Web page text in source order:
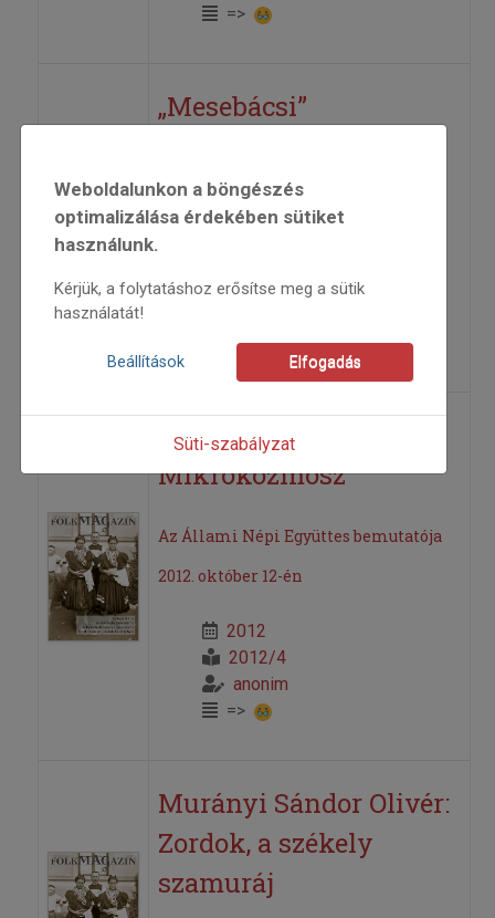
=>
„Mesebácsi”
mesemondó kitüntetése
2012/4
=>
Mezőség –
Mikrokozmosz
Az Állami Népi Együttes bemutatója
2012. október 12-én
2012
2012/4
anonim
=>
Murányi Sándor Olivér:
Zordok, a székely
szamuráj
Weboldalunkon a böngészés
optimalizálása érdekében sütiket
használunk.
Kérjük, a folytatáshoz erősítse meg a sütik
használatát!
Beállítások Elfogadás
Süti-szabályzat